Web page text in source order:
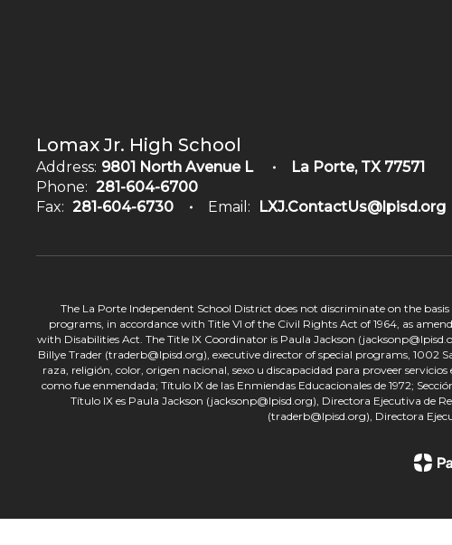
Lomax Jr. High School
Address: 9801 North Avenue L
La Porte, TX 77571
Phone: 281-604-6700
Fax: 281-604-6730 Email: LXJ.ContactUs@lpisd.org
The La Porte Independent School District does not discriminate on the
programs, in accordance with Title VI of the Civil Rights Act of 1964, as
with Disabilities Act. The Title IX Coordinator is Paula Jackson
Billye Trader (traderb@lpisd.org), executive director of special programs, 1002
raza, religión, color, origen nacional, sexo u discapacidad para proveer
como fue enmendada; Título IX de las Enmiendas Educacionales de 1972;
Título IX es Paula Jackson (jacksonp@lpisd.org), Directora Ejecutiva de
(traderb@lpisd.org), Directora